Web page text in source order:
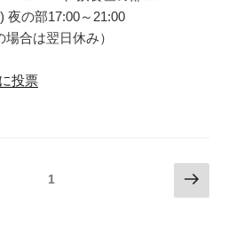
夜の部17:00～21:00
合は翌日休み）
投票
1
次
の